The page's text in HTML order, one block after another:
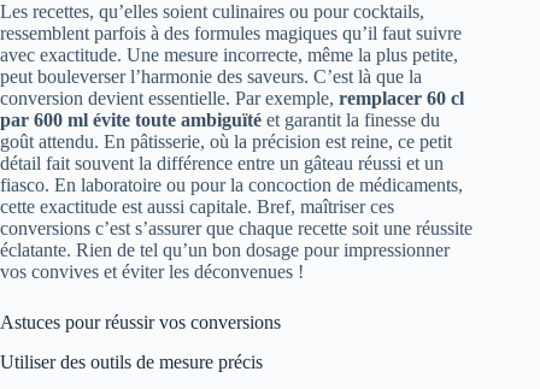
Les recettes, qu’elles soient culinaires ou pour cocktails,
ressemblent parfois à des formules magiques qu’il faut suivre
avec exactitude. Une mesure incorrecte, même la plus petite,
peut bouleverser l’harmonie des saveurs. C’est là que la
conversion devient essentielle. Par exemple, remplacer 60 cl
par 600 ml évite toute ambiguïté et garantit la finesse du
goût attendu. En pâtisserie, où la précision est reine, ce petit
détail fait souvent la différence entre un gâteau réussi et un
fiasco. En laboratoire ou pour la concoction de médicaments,
cette exactitude est aussi capitale. Bref, maîtriser ces
conversions c’est s’assurer que chaque recette soit une réussite
éclatante. Rien de tel qu’un bon dosage pour impressionner
vos convives et éviter les déconvenues !
Astuces pour réussir vos conversions
Utiliser des outils de mesure précis